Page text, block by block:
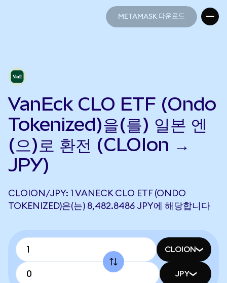
METAMASK 다운로드
VanEck CLO ETF (Ondo
Tokenized)을(를) 일본 엔
(으)로 환전 (CLOIon →
JPY)
CLOION/JPY: 1 VANECK CLO ETF (ONDO
TOKENIZED)은(는) 8,482.8486 JPY에 해당합니다
CLOION
JPY